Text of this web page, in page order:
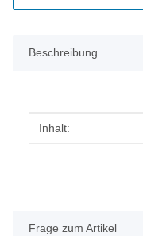
Beschreibung
Produkteigenschaft
Wert
Inhalt:
Frage zum Artikel